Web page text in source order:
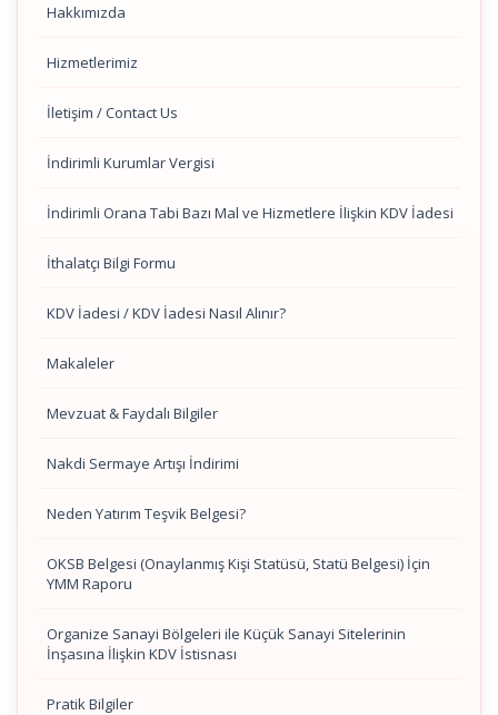
Hakkımızda
Hizmetlerimiz
İletişim / Contact Us
İndirimli Kurumlar Vergisi
İndirimli Orana Tabi Bazı Mal ve Hizmetlere İlişkin KDV İadesi
İthalatçı Bilgi Formu
KDV İadesi / KDV İadesi Nasıl Alınır?
Makaleler
Mevzuat & Faydalı Bilgiler
Nakdi Sermaye Artışı İndirimi
Neden Yatırım Teşvik Belgesi?
OKSB Belgesi (Onaylanmış Kişi Statüsü, Statü Belgesi) İçin
YMM Raporu
Organize Sanayi Bölgeleri ile Küçük Sanayi Sitelerinin
İnşasına İlişkin KDV İstisnası
Pratik Bilgiler